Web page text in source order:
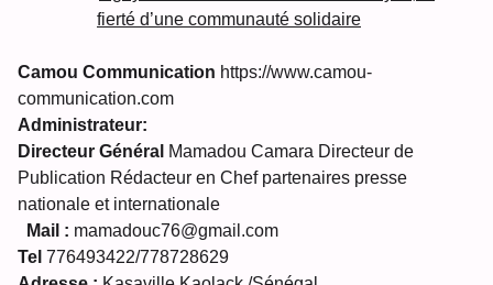
fierté d’une communauté solidaire
Camou Communication https://www.camou-
communication.com
Administrateur:
Directeur Général Mamadou Camara Directeur de
Publication Rédacteur en Chef partenaires presse
nationale et internationale
Mail : mamadouc76@gmail.com
Tel 776493422/778728629